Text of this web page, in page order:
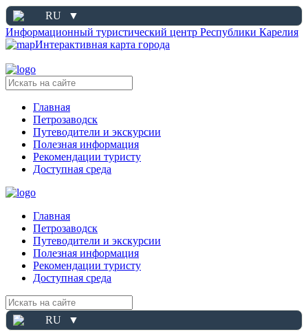
RU
▼
Информационный туристический центр Республики Карелия
Интерактивная карта города
Главная
Петрозаводск
Путеводители и экскурсии
Полезная информация
Рекомендации туристу
Доступная среда
Главная
Петрозаводск
Путеводители и экскурсии
Полезная информация
Рекомендации туристу
Доступная среда
RU ▼